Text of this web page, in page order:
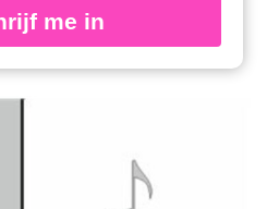
me in